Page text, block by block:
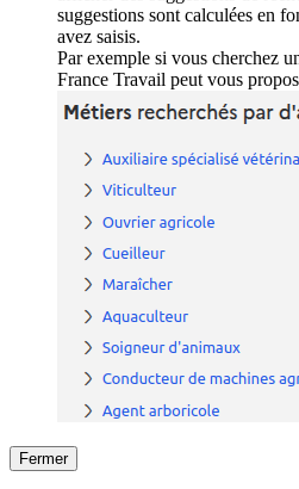
suggestions sont calculées en
avez saisis.
Par exemple si vous cherchez
France Travail peut vous
Fermer